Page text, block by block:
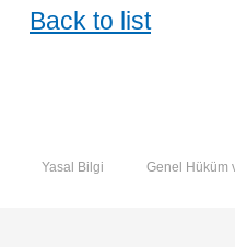
Back to list
Yasal Bilgi Genel Hüküm